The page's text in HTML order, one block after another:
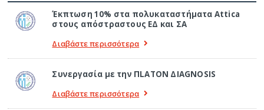
Έκπτωση 10% στα πολυκαταστήματα Attica
στους απόστραστους ΕΔ και ΣΑ
Διαβάστε περισσότερα
Συνεργασία με την ΠLATON ΔIAGNOSIS
Διαβάστε περισσότερα